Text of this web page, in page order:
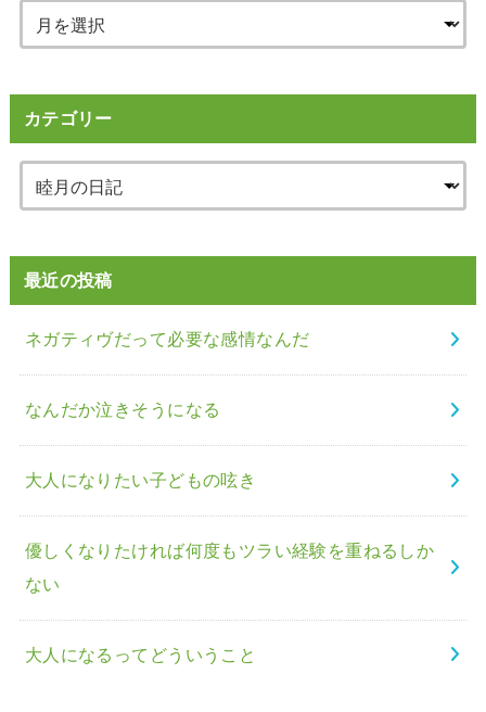
カテゴリー
最近の投稿
ネガティヴだって必要な感情なんだ
なんだか泣きそうになる
大人になりたい子どもの呟き
優しくなりたければ何度もツラい経験を重ねるしか
ない
大人になるってどういうこと